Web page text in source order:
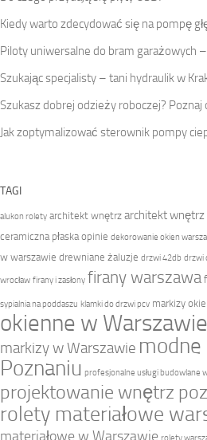
Kiedy warto zdecydować się na pompę
Piloty uniwersalne do bram garażowych
Szukając specjalisty – tani hydraulik w
Szukasz dobrej odzieży roboczej?
Jak zoptymalizować sterownik pompy
TAGI
alukon rolety architekt wnętrz architekt wnętrz
ceramiczna płaska opinie dekorowanie okien
w warszawie drewniane żaluzje drzwi 42db drzwi
wrocław firany i zasłony firany warszawa
sypialnia na poddaszu klamki do drzwi pcv markizy
okienne w Warszawie
markizy w Warszawie
Poznaniu profesjonalne usługi budowlane
projektowanie wnętrz
rolety materiałowe
materiałowe w Warszawie